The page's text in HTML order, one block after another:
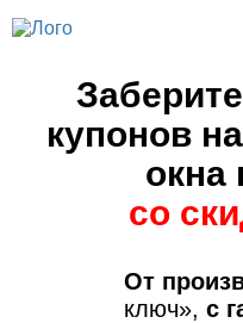
Заберите
купонов
окна
со
От
ключ», с